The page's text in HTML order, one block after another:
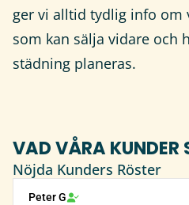
ger vi alltid tydlig info om
som kan sälja vidare och
städning planeras.
VAD VÅRA KUNDER
Nöjda Kunders Röster